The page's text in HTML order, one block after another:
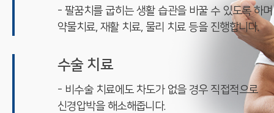
- 팔꿈치를 굽히는 생활 습관을 바꿀 수 있도록 하며
약물치료, 재활 치료, 물리 치료 등을 진행합니다.
수술 치료
- 비수술 치료에도 차도가 없을 경우 직접적으로
신경압박을 해소해줍니다.